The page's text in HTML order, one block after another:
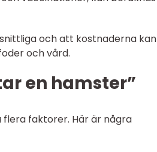
och att kostnaderna kan
och vård.
en hamster”
faktorer. Här är några